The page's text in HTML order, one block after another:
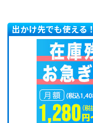
出かけ先でも使える